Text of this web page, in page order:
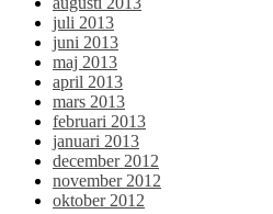
juli 2013
juni 2013
maj 2013
april 2013
mars 2013
februari 2013
januari 2013
december 2012
november 2012
oktober 2012